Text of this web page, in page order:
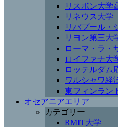
リスボン大学
リネウス大学
リバプール・
リヨン第三大
ローマ・ラ・
ロイファナ大
ロッテルダム
ワルシャワ経
東フィンラン
オセアニアエリア
カテゴリー
RMIT大学